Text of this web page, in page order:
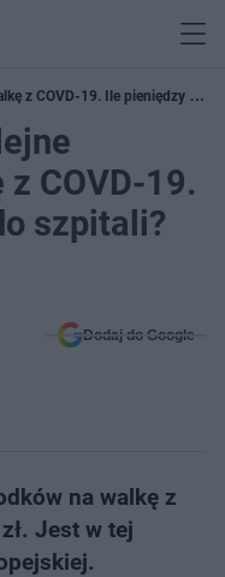
z COVD-19. Ile pieniędzy trafi
COVD-19.
szpitali?
Dodaj do Google
na walkę z
Jest w tej